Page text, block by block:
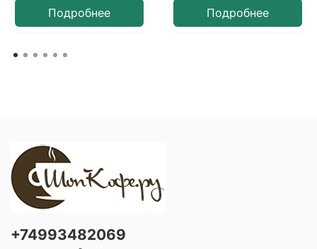
Подробнее Подробнее
+74993482069